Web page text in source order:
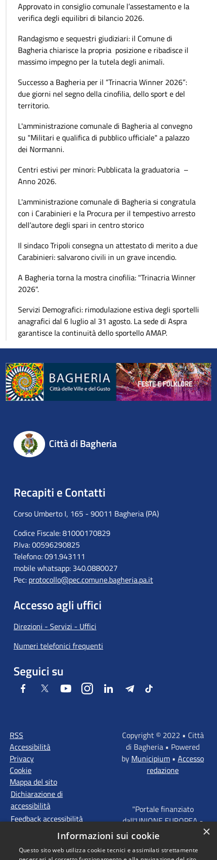
Approvato in consiglio comunale l’assestamento e la
verifica degli equilibri di bilancio 2026.
Randagismo e sequestri giudiziari: il Comune di
Bagheria chiarisce la propria posizione e ribadisce il
massimo impegno per la tutela degli animali.
Successo a Bagheria per il “Trinacria Winner 2026”:
due giorni nel segno della cinofilia, dello sport e del
territorio.
L'amministrazione comunale di Bagheria al convegno
su "Militari e qualifica di pubblico ufficiale" a palazzo
dei Normanni.
Centri estivi per minori: Pubblicata la graduatoria –
Anno 2026.
L'amministrazione comunale di Bagheria si congratula
con i Carabinieri e la Procura per il tempestivo arresto
dell’autore degli spari in centro storico
Il sindaco Tripoli consegna un attestato di merito a due
Carabinieri: salvarono civili in un grave incendio.
A Bagheria torna la mostra cinofilia: "Trinacria Winner
2026".
Servizi Demografici: rimodulazione estiva degli sportelli
anagrafici dal 6 luglio al 31 agosto. La sede di Aspra
garantisce la continuità dello sportello AMAP.
Città di Bagheria
Recapiti e Contatti
Corso Umberto I, 165 - 90011 Bagheria (PA)
Codice Fiscale: 81000170829
P.Iva: 00596290825
Telefono: 091.943111
mobile whatsapp: 340.0880027
Pec: protocollo@pec.comune.bagheria.pa.it
Accesso agli uffici
Direzioni - Servizi - Uffici
Numeri telefonici frequenti
Seguici su
Facebook Twitter YoutubeInstagramLinkedIn TelegramTiktok
RSS
Accessibilità
Privacy
Cookie
Mappa del sito
Dichiarazione di
accessibilità
Feedback accessibilità
Copyright © 2022 • Città
di Bagheria • Powered
by Municipium • Accesso
redazione
"Portale finanziato
dall'UNIONE EUROPEA -
FONDI STRUTTURALI
EUROPEI - Programma
×
Informazioni sui cookie
Questo sito web utilizza cookie tecnici e assimilati strettamente